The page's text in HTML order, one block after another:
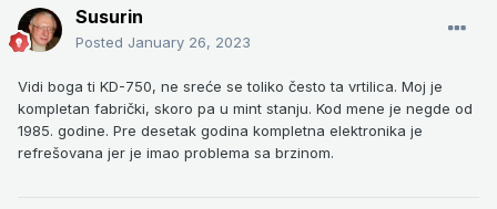
Susurin
Posted January 26, 2023
Vidi boga ti KD-750, ne sreće se toliko često ta vrtilica. Moj je
kompletan fabrički, skoro pa u mint stanju. Kod mene je negde od
1985. godine. Pre desetak godina kompletna elektronika je
refrešovana jer je imao problema sa brzinom.